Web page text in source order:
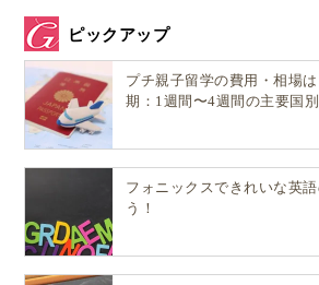
ピックアップ
プチ親子留学の費用・相場
期：1週間〜4週間の主要国
フォニックスできれいな英
う！